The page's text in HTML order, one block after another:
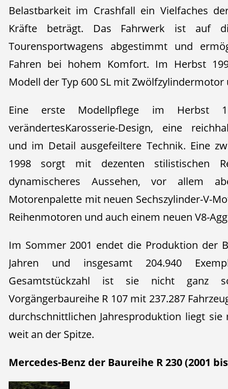
Belastbarkeit im Crashfall ein Vielfaches
Kräfte beträgt. Das Fahrwerk ist auf
Tourensportwagens abgestimmt und
Fahren bei hohem Komfort. Im Herbst
Modell der Typ 600 SL mit Zwölfzylindermotor
Eine erste Modellpflege im Herbst
verändertesKarosserie-Design, eine
und im Detail ausgefeiltere Technik. Eine
1998 sorgt mit dezenten stilistischen
dynamischeres Aussehen, vor allem
Motorenpalette mit neuen Sechszylinder-V-
Reihenmotoren und auch einem neuen V8-
Im Sommer 2001 endet die Produktion der
Jahren und insgesamt 204.940
Gesamtstückzahl ist sie nicht ganz
Vorgängerbaureihe R 107 mit 237.287
durchschnittlichen Jahresproduktion liegt sie
weit an der Spitze.
Mercedes-Benz der Baureihe R 230 (2001